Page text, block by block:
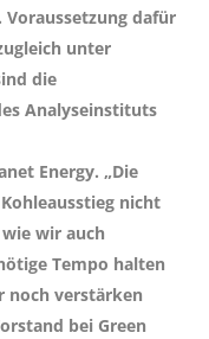
dafür
unter
die
Analyseinstituts
Energy. „Die
nicht
wir auch
Tempo halten
noch verstärken
bei Green